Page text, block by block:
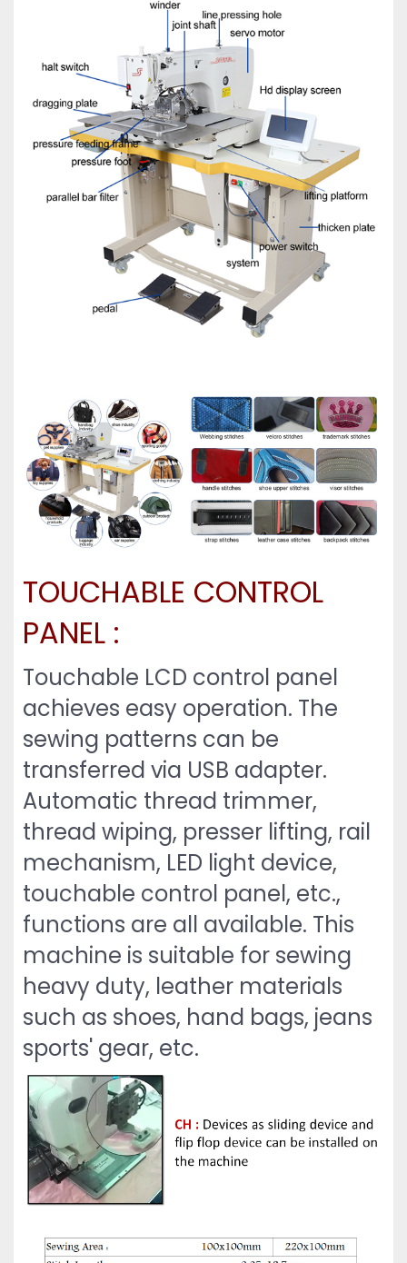
TOUCHABLE CONTROL
PANEL :
Touchable LCD control panel
achieves easy operation. The
sewing patterns can be
transferred via USB adapter.
Automatic thread trimmer,
thread wiping, presser lifting, rail
mechanism, LED light device,
touchable control panel, etc.,
functions are all available. This
machine is suitable for sewing
heavy duty, leather materials
such as shoes, hand bags, jeans
sports' gear, etc.